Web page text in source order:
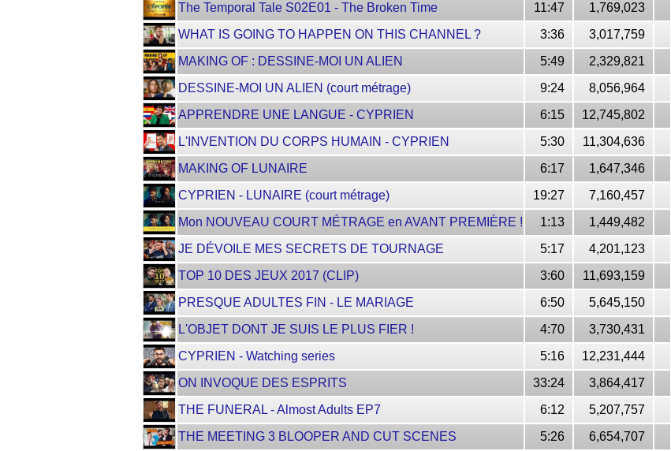
The Temporal Tale S02E01 - The Broken Time
11:47
1,769,023
WHAT IS GOING TO HAPPEN ON THIS CHANNEL ?
3:36
3,017,759
MAKING OF : DESSINE-MOI UN ALIEN
5:49
2,329,821
DESSINE-MOI UN ALIEN (court métrage)
9:24
8,056,964
APPRENDRE UNE LANGUE - CYPRIEN
6:15
12,745,802
L'INVENTION DU CORPS HUMAIN - CYPRIEN
5:30
11,304,636
MAKING OF LUNAIRE
6:17
1,647,346
CYPRIEN - LUNAIRE (court métrage)
19:27
7,160,457
Mon NOUVEAU COURT MÉTRAGE en AVANT PREMIÈRE !
1:13
1,449,482
JE DÉVOILE MES SECRETS DE TOURNAGE
5:17
4,201,123
TOP 10 DES JEUX 2017 (CLIP)
3:60
11,693,159
PRESQUE ADULTES FIN - LE MARIAGE
6:50
5,645,150
L'OBJET DONT JE SUIS LE PLUS FIER !
4:70
3,730,431
CYPRIEN - Watching series
5:16
12,231,444
ON INVOQUE DES ESPRITS
33:24
3,864,417
THE FUNERAL - Almost Adults EP7
6:12
5,207,757
THE MEETING 3 BLOOPER AND CUT SCENES
5:26
6,654,707